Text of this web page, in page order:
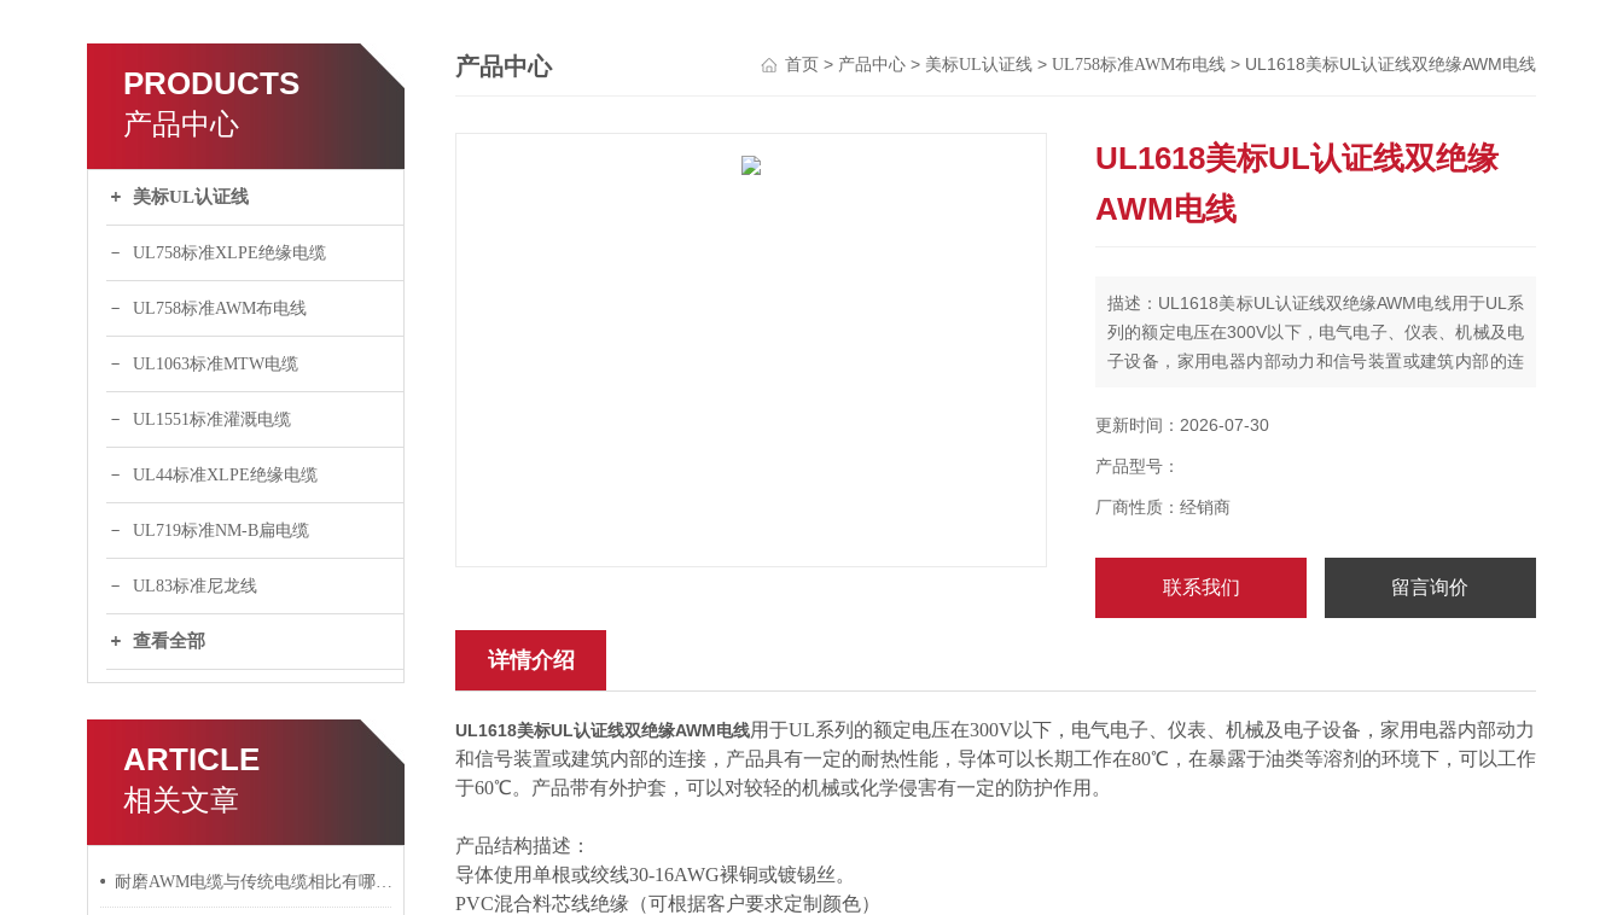
PRODUCTS
产品中心
美标UL认证线
UL758标准XLPE绝缘电缆
UL758标准AWM布电线
UL1063标准MTW电缆
UL1551标准灌溉电缆
UL44标准XLPE绝缘电缆
UL719标准NM-B扁电缆
UL83标准尼龙线
查看全部
ARTICLE
相关文章
耐磨AWM电缆与传统电缆相比有哪些优势？
产品中心 首页 > 产品中心 > 美标UL认证线 > UL758标准AWM布电线 > UL1618美标UL认证线双绝缘AWM电线
UL1618美标UL认证线双绝缘
AWM电线
描述：UL1618美标UL认证线双绝缘AWM电线用于UL系
列的额定电压在300V以下，电气电子、仪表、机械及电
子设备，家用电器内部动力和信号装置或建筑内部的连
80℃，在暴露于油类等溶剂的环境下，可以工作于
有一定的防护作用。
更新时间：2026-07-30
产品型号：
厂商性质：经销商
联系我们 留言询价
详情介绍
UL1618美标UL认证线双绝缘AWM电线用于UL系列的额定电压在300V以下，电气电子、仪表、机械及电子设备，家用电器内部动力
和信号装置或建筑内部的连接，产品具有一定的耐热性能，导体可以长期工作在80℃，在暴露于油类等溶剂的环境下，可以工作
于60℃。产品带有外护套，可以对较轻的机械或化学侵害有一定的防护作用。
产品结构描述：
导体使用单根或绞线30-16AWG裸铜或镀锡丝。
PVC混合料芯线绝缘（可根据客户要求定制颜色）